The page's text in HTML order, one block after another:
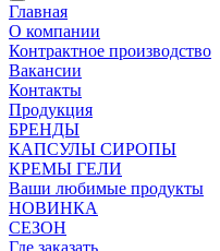
Главная
О компании
Контрактное производство
Вакансии
Контакты
Продукция
БРЕНДЫ
КАПСУЛЫ СИРОПЫ
КРЕМЫ ГЕЛИ
Ваши любимые продукты
НОВИНКА
СЕЗОН
Где заказать